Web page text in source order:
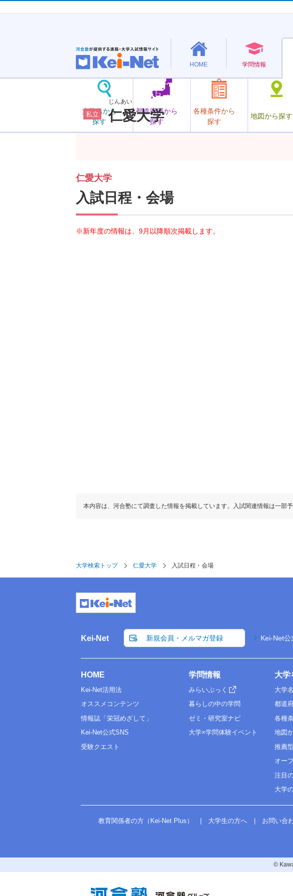
HOME 学問情報
大学名から
探す
都道府県から
探す
各種条件から
探す
地図から探す
私立
じんあい
仁愛大学
仁愛大学
入試日程・会場
※新年度の情報は、9月以降順次掲載します。
本内容は、河合塾にて調査した情報を掲載しています。入試関連情報は一部
大学検索トップ 仁愛大学 入試日程・会場
Kei-Net 新規会員・メルマガ登録 Kei-Net公
HOME
Kei-Net活用法
オススメコンテンツ
情報誌「栄冠めざして」
Kei-Net公式SNS
受験クエスト
学問情報
みらいぶっく
暮らしの中の学問
ゼミ・研究室ナビ
大学×学問体験イベント
大学
大学
都道
各種
地図
推薦
オー
注目
大学
教育関係者の方（Kei-Net Plus） 大学生の方へ お問い合
©